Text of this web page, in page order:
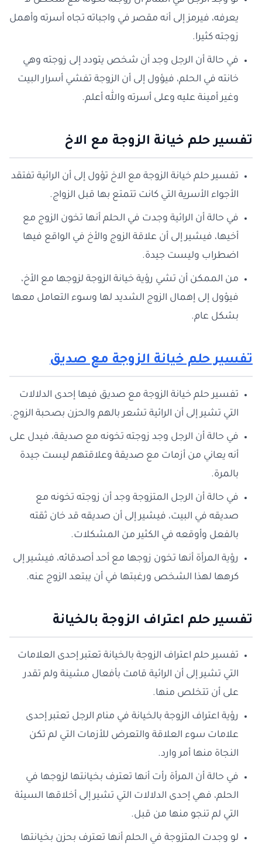
يعرفه، فيرمز إلى أنه مقصر في واجباته تجاه أسرته وأهمل
زوجته كثيرا.
في حالة أن الرجل وجد أن شخص يتودد إلى زوجته وهي
خانته في الحلم، فيؤول إلى أن الزوجة تفشي أسرار البيت
وغير أمينة عليه وعلى أسرته والله أعلم.
تفسير حلم خيانة الزوجة مع الاخ
تفسير حلم خيانة الزوجة مع الاخ تؤول إلى أن الرائية تفتقد
الأجواء الأسرية التي كانت تتمتع بها قبل الزواج.
في حالة أن الرائية وجدت في الحلم أنها تخون الزوج مع
أخيها، فيشير إلى أن علاقة الزوج والأخ في الواقع فيها
اضطراب وليست جيدة.
من الممكن أن تشي رؤية خيانة الزوجة لزوجها مع الأخ،
فيؤول إلى إهمال الزوج الشديد لها وسوء التعامل معها
بشكل عام.
تفسير حلم خيانة الزوجة مع صديق
تفسير حلم خيانة الزوجة مع صديق فيها إحدى الدلالات
التي تشير إلى أن الرائية تشعر بالهم والحزن بصحبة الزوج.
في حالة أن الرجل وجد زوجته تخونه مع صديقة، فيدل على
أنه يعاني من أزمات مع صديقة وعلاقتهم ليست جيدة
بالمرة.
في حالة أن الرجل المتزوجة وجد أن زوجته تخونه مع
صديقه في البيت، فيشير إلى أن صديقه قد خان ثقته
بالفعل وأوقعه في الكثير من المشكلات.
رؤية المرأة أنها تخون زوجها مع أحد أصدقائه، فيشير إلى
كرهها لهذا الشخص ورغبتها في أن يبتعد الزوج عنه.
تفسير حلم اعتراف الزوجة بالخيانة
تفسير حلم اعتراف الزوجة بالخيانة تعتبر إحدى العلامات
التي تشير إلى أن الرائية قامت بأفعال مشينة ولم تقدر
على أن تتخلص منها.
رؤية اعتراف الزوجة بالخيانة في منام الرجل تعتبر إحدى
علامات سوء العلاقة والتعرض للأزمات التي لم تكن
النجاة منها أمر وارد.
في حالة أن المرأة رأت أنها تعترف بخيانتها لزوجها في
الحلم، فهي إحدى الدلالات التي تشير إلى أخلاقها السيئة
التي لم تنجو منها من قبل.
لو وجدت المتزوجة في الحلم أنها تعترف بحزن بخيانتها